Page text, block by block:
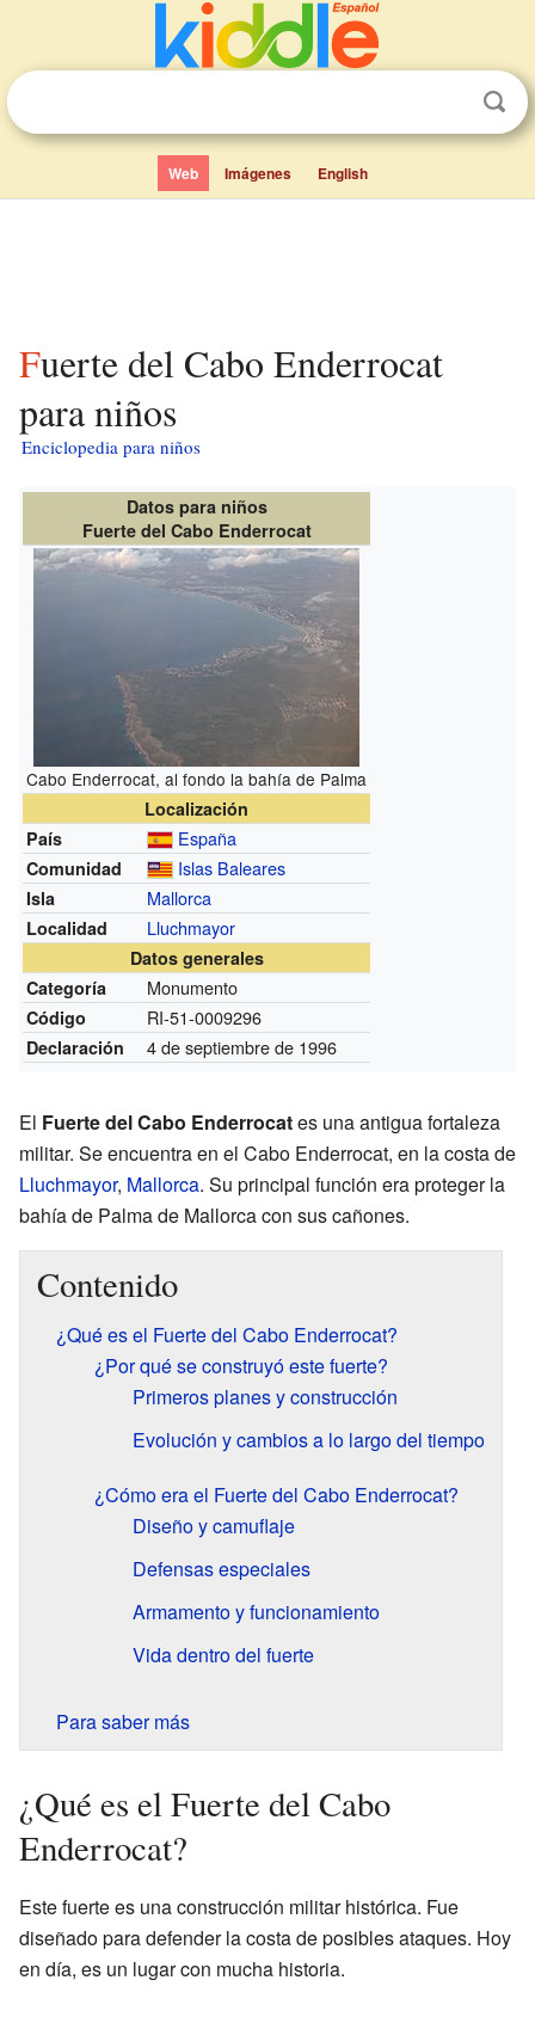
Web Imágenes English
Fuerte del Cabo Enderrocat
para niños
Enciclopedia para niños
Datos para niños
Fuerte del Cabo Enderrocat
Cabo Enderrocat, al fondo la bahía de Palma
Localización
País
España
Comunidad Islas Baleares
Isla Mallorca
Localidad Lluchmayor
Datos generales
Categoría
Monumento
Código RI-51-0009296
Declaración 4 de septiembre de 1996
El Fuerte del Cabo Enderrocates una antigua fortaleza
militar. Se encuentra en el Cabo Enderrocat, en la costa de
Lluchmayor, Mallorca. Su principal función era proteger la
bahía de Palma de Mallorca con sus cañones.
Contenido
¿Qué es el Fuerte del Cabo Enderrocat?
¿Por qué se construyó este fuerte?
Primeros planes y construcción
Evolución y cambios a lo largo del tiempo
¿Cómo era el Fuerte del Cabo Enderrocat?
Diseño y camuflaje
Defensas especiales
Armamento y funcionamiento
Vida dentro del fuerte
Para saber más
¿Qué es el Fuerte del Cabo
Enderrocat?
Este fuerte es una construcción militar histórica. Fue
diseñado para defender la costa de posibles ataques. Hoy
en día, es un lugar con mucha historia.